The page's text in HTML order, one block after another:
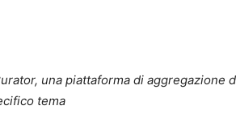
una piattaforma di aggregazione
tema